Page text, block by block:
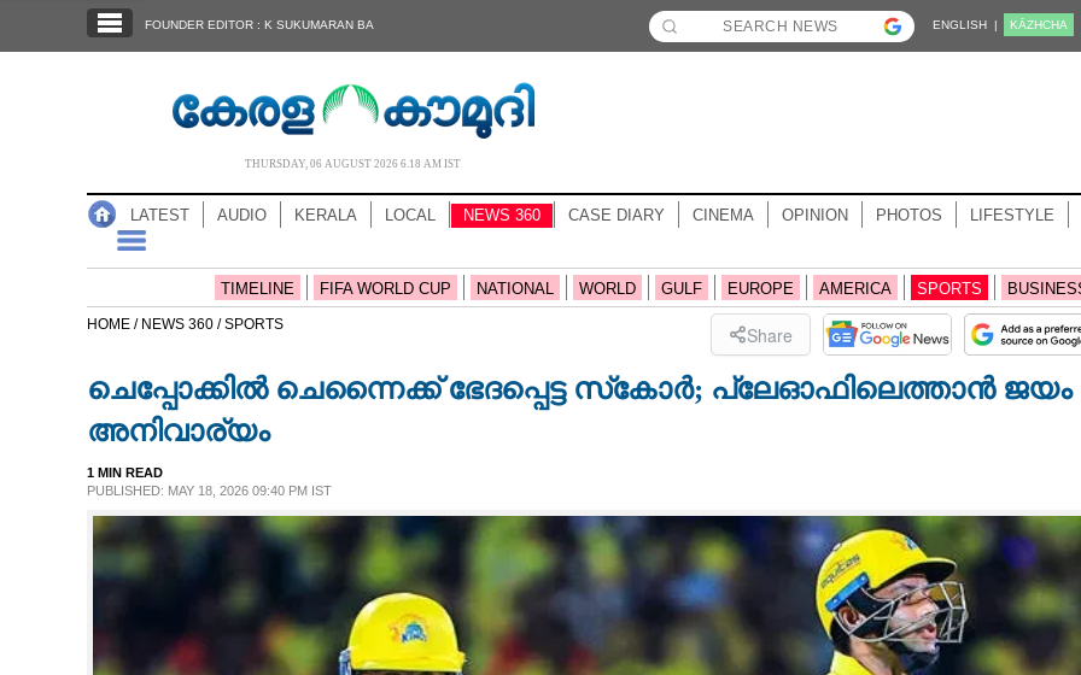
NOTIFIED NEWS
NEWS 360
CASE DIARY
FOUNDER EDITOR : K SUKUMARAN BA ENGLISH | KĀZHCHA
THURSDAY, 06 AUGUST 2026 6.18 AM IST
LATEST AUDIO KERALA LOCAL NEWS 360 CASE DIARY CINEMA OPINION PHOTOS LIFESTYLE
TIMELINE FIFA WORLD CUP NATIONAL WORLD GULF EUROPE AMERICA SPORTS
HOME / NEWS 360 /SPORTS Share
ചെപ്പോക്കില്‍ ചെന്നൈക്ക് ഭേദപ്പെട്ട സ്‌കോര്‍; പ്ലേഓഫിലെത്താന്‍ ജയം
അനിവാര്യം
1 MIN READ
PUBLISHED: MAY 18, 2026 09:40 PM IST